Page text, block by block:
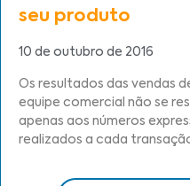
seu produto
10 de outubro de 2016
Os resultados das vendas
equipe comercial não se
apenas aos números
realizados a cada